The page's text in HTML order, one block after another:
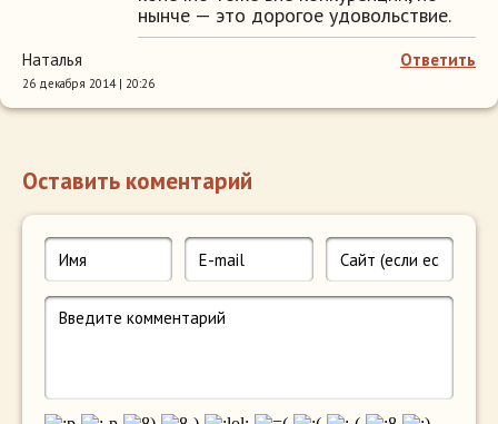
нынче — это дорогое удовольствие.
Ответить
Наталья
26 декабря 2014 | 20:26
Оставить коментарий